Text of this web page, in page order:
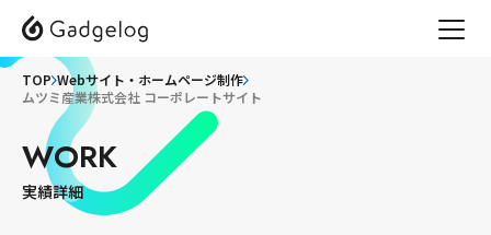
TOP Webサイト・ホームページ制作
ムツミ産業株式会社 コーポレートサイト
WORK
実績詳細